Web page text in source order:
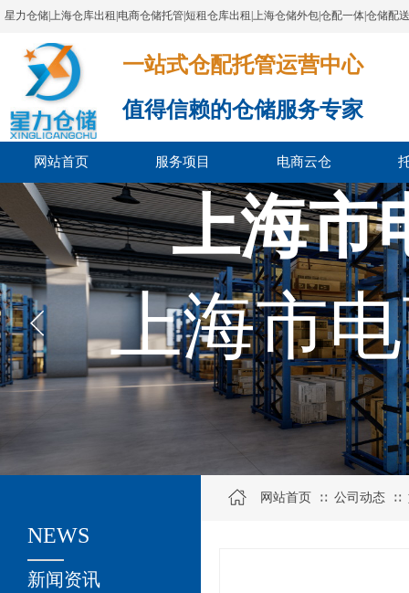
星力仓储|上海仓库出租|电商仓储托管|短租仓库出租|上海仓储外包|仓配一体|仓储配
一站式仓配托管运营中心​​​​​​​​​​​​​​​​​
值得信赖的仓储服务专家
网站首页 服务项目 电商云仓
上海市
上海市
关于我们
新闻资讯
NEWS
网站首页 ∷ 公司动态 ∷